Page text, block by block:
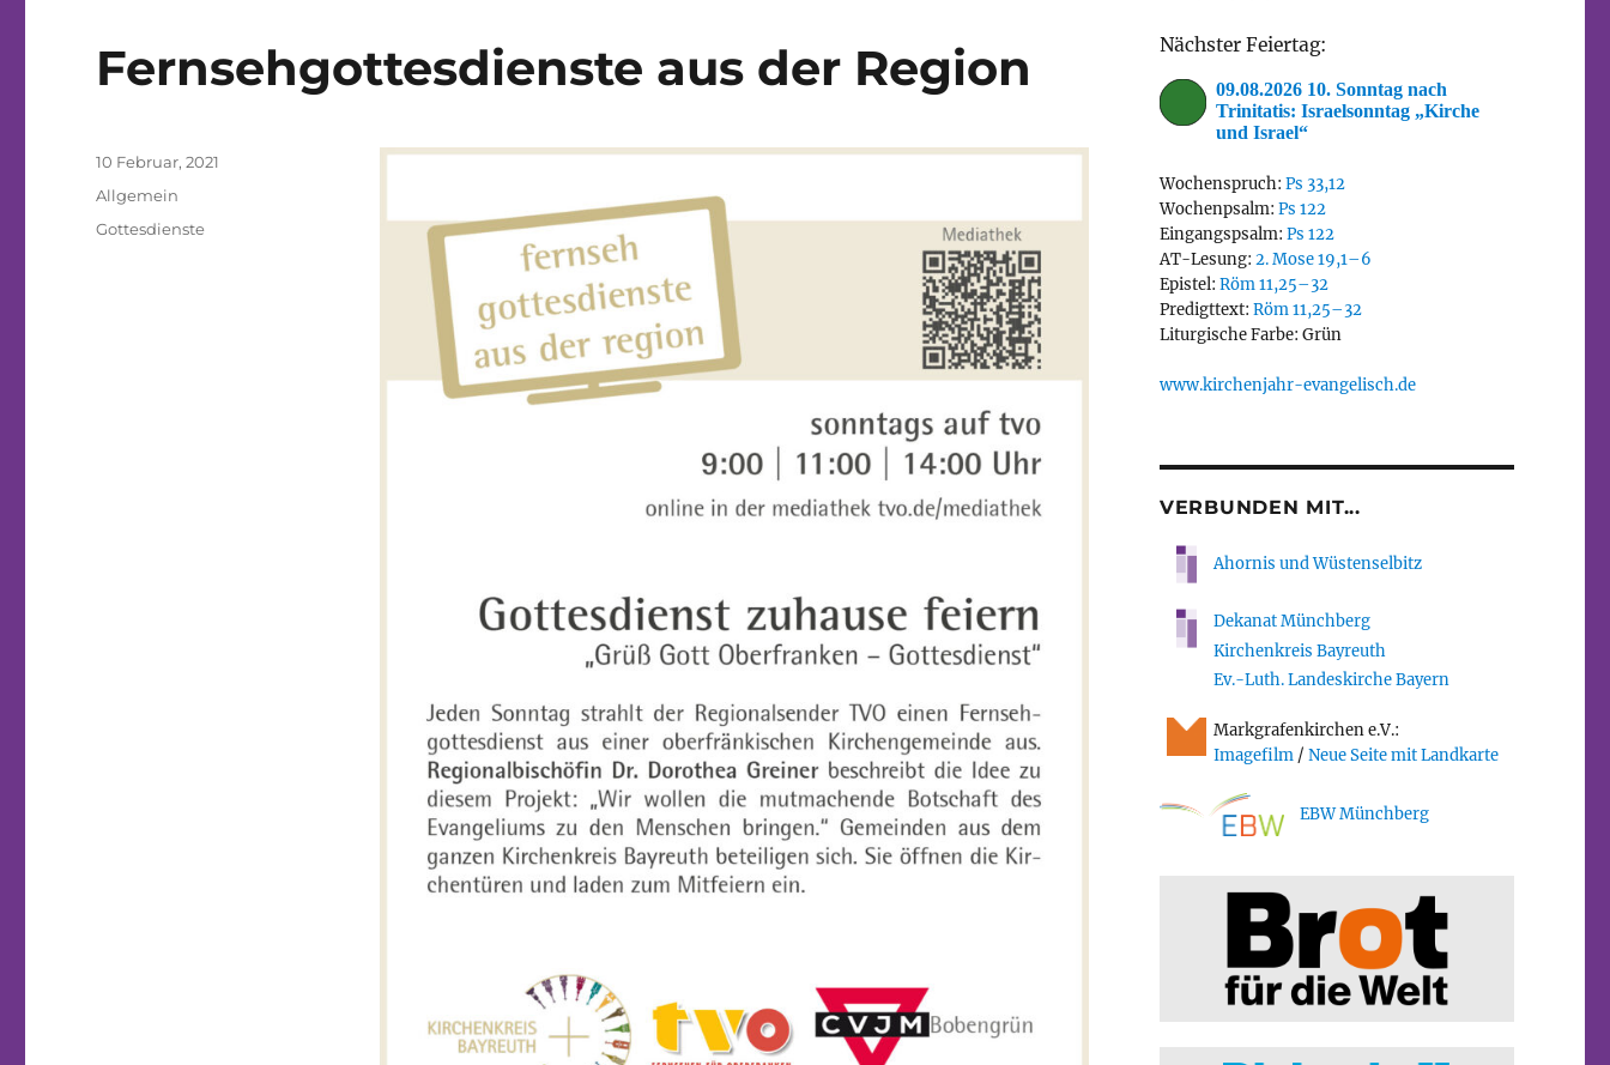
Fernsehgottesdienste aus der Region
Veröffentlicht
am
10 Februar, 2021
Kategorien
Allgemein
Schlagwörter
Gottesdienste
Nächster Feiertag:
09.08.2026 10. Sonntag nach
Trinitatis: Israelsonntag „Kirche
und Israel“
Wochenspruch: Ps 33,12
Wochenpsalm: Ps 122
Eingangspsalm: Ps 122
AT-Lesung: 2. Mose 19,1–6
Epistel: Röm 11,25–32
Predigttext: Röm 11,25–32
Liturgische Farbe: Grün
www.kirchenjahr-evangelisch.de
VERBUNDEN MIT...
Ahornis und Wüstenselbitz
Dekanat Münchberg
Kirchenkreis Bayreuth
Ev.-Luth. Landeskirche Bayern
Markgrafenkirchen e.V.:
Imagefilm /Neue Seite mit Landkarte
EBW Münchberg